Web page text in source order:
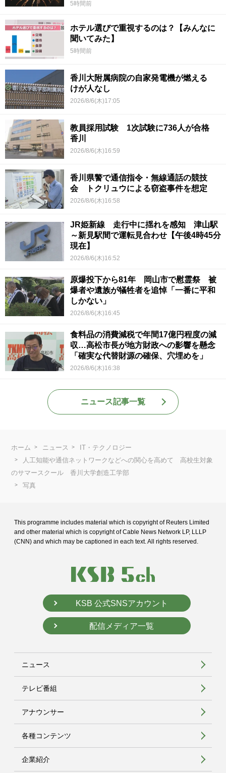
5時間前
ホテル選びで重視するのは？【みんなに
聞いてみた】
5時間前
香川大附属病院の自家発電機が燃える
けが人なし
2026/8/6(木)17:05
教員採用試験 1次試験に736人が合格
香川
2026/8/6(木)16:59
香川県警で通信指令・無線通話の競技
会 トクリュウによる窃盗事件を想定
2026/8/6(木)16:58
JR姫新線 走行中に揺れを感知 津山駅
～新見駅間で運転見合わせ【午後4時45分
現在】
2026/8/6(木)16:52
原爆投下から81年 岡山市で慰霊祭 被
爆者や遺族が犠牲者を追悼「一番に平和
しかない」
2026/8/6(木)16:45
食料品の消費減税で年間17億円程度の減
収…高松市長が地方財政への影響を懸念
「確実な代替財源の確保、穴埋めを」
2026/8/6(木)16:38
ニュース記事一覧
ホーム ニュース
IT・テクノロジー
人工知能や通信ネットワークなどへの関心を高めて 高校生対象
のサマースクール 香川大学創造工学部
写真
This programme includes material which is copyright of Reuters Limited
and other material which is copyright of Cable News Network LP, LLLP
(CNN) and which may be captioned in each text. All rights reserved.
KSB 公式SNSアカウント
配信メディア一覧
ニュース
テレビ番組
アナウンサー
各種コンテンツ
企業紹介